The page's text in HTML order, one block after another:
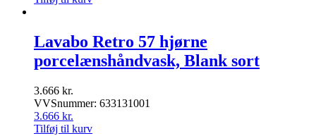
Lavabo Retro 57 hjørne
porcelænshåndvask, Blank sort
3.666 kr.
VVSnummer: 633131001
3.666 kr.
Tilføj til kurv